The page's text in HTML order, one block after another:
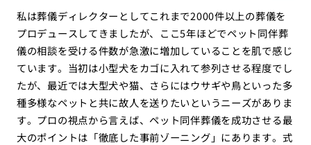
私は葬儀ディレクターとしてこれまで2000件以上の葬儀を
プロデュースしてきましたが、ここ5年ほどでペット同伴葬
儀の相談を受ける件数が急激に増加していることを肌で感じ
ています。当初は小型犬をカゴに入れて参列させる程度でし
たが、最近では大型犬や猫、さらにはウサギや鳥といった多
種多様なペットと共に故人を送りたいというニーズがありま
す。プロの視点から言えば、ペット同伴葬儀を成功させる最
大のポイントは「徹底した事前ゾーニング」にあります。式